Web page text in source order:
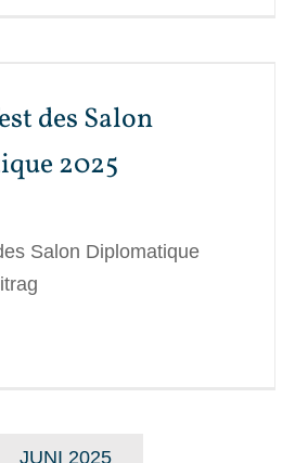
des Salon
2025
Salon Diplomatique
JUNI 2025